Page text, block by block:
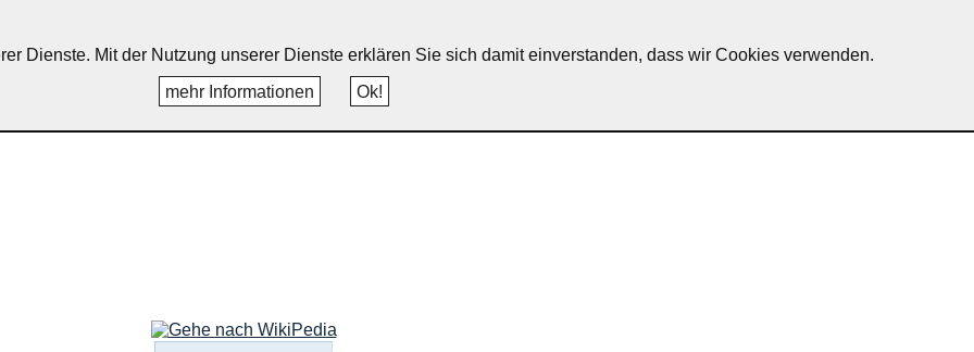
Dienste. Mit der Nutzung unserer Dienste erklären Sie sich damit einverstanden, dass wir Cookies verwenden.
mehr Informationen
Ok!